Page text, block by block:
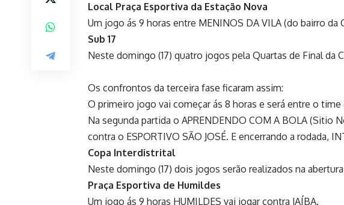
Local Praça Esportiva da Estação Nova
Um jogo ás 9 horas entre MENINOS DA VILA (do bairro da
Sub 17
Neste domingo (17) quatro jogos pela Quartas de Final da
Os confrontos da terceira fase ficaram assim:
O primeiro jogo vai começar ás 8 horas e será entre o time
Na segunda partida o APRENDENDO COM A BOLA (Sitio
contra o ESPORTIVO SÃO JOSÉ. E encerrando a rodada,
Copa Interdistrital
Neste domingo (17) dois jogos serão realizados na
Praça Esportiva de Humildes
Um jogo ás 9 horas HUMILDES vai jogar contra JAÍBA.